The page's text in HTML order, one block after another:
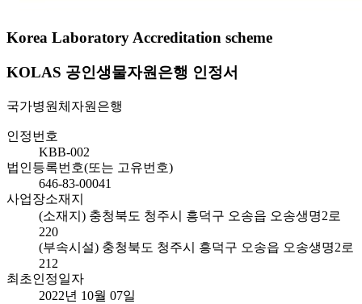
Korea Laboratory Accreditation scheme
KOLAS 공인생물자원은행 인정서
국가병원체자원은행
인정번호
KBB-002
법인등록번호(또는 고유번호)
646-83-00041
사업장소재지
(소재지) 충청북도 청주시 흥덕구 오송읍 오송생명2로
220
(부속시설) 충청북도 청주시 흥덕구 오송읍 오송생명2로
212
최초인정일자
2022년 10월 07일